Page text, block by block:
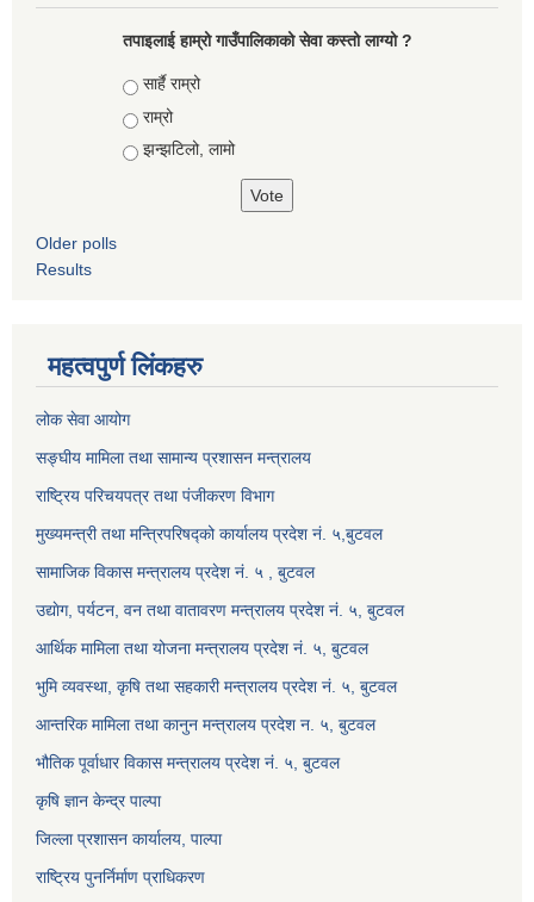
तपाइलाई हाम्रो गाउँपालिकाको सेवा कस्तो लाग्यो ?
Choices
सार्है राम्रो
राम्रो
झन्झटिलो, लामो
Older polls
Results
महत्वपुर्ण लिंकहरु
लोक सेवा आयोग
सङ्घीय मामिला तथा सामान्य प्रशासन मन्त्रालय
राष्ट्रिय परिचयपत्र तथा पंजीकरण विभाग
मुख्यमन्त्री तथा मन्त्रिपरिषद्को कार्यालय प्रदेश नं. ५,बुटवल
सामाजिक विकास मन्त्रालय प्रदेश नं. ५ , बुटवल
उद्याेग, पर्यटन, वन तथा वातावरण मन्त्रालय प्रदेश नं. ५, बुटवल
आर्थिक मामिला तथा योजना मन्त्रालय प्रदेश नं. ५, बुटवल
भुमि व्यवस्था, कृषि तथा सहकारी मन्त्रालय प्रदेश नं. ५, बुटवल
आन्तरिक मामिला तथा कानुन मन्त्रालय प्रदेश न. ५, बुटवल
भौतिक पूर्वाधार विकास मन्त्रालय प्रदेश नं. ५, बुटवल
कृषि ज्ञान केन्द्र पाल्पा
जिल्ला प्रशासन कार्यालय, पाल्पा
राष्ट्रिय पुनर्निर्माण प्राधिकरण